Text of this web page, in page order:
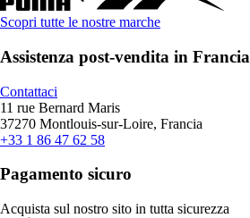
Scopri tutte le nostre marche
Assistenza post-vendita in Francia
Contattaci
11 rue Bernard Maris
37270 Montlouis-sur-Loire, Francia
+33 1 86 47 62 58
Pagamento sicuro
Acquista sul nostro sito in tutta sicurezza